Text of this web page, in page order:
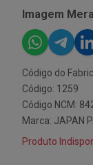
Imagem
Código do
Código: 1259
Código NCM:
Marca: JAPAN
Produto